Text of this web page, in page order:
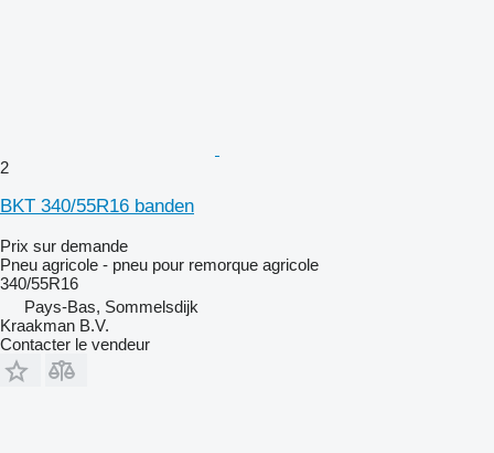
2
BKT 340/55R16 banden
Prix sur demande
Pneu agricole - pneu pour remorque agricole
340/55R16
Pays-Bas, Sommelsdijk
Kraakman B.V.
Contacter le vendeur